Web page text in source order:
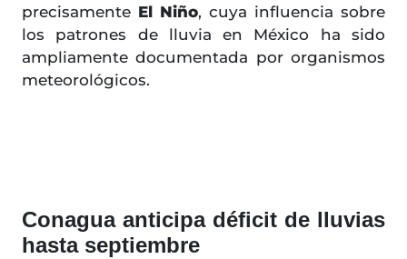
precisamente El Niño, cuya influencia sobre
los patrones de lluvia en México ha sido
ampliamente documentada por organismos
meteorológicos.
Conagua anticipa déficit de lluvias
hasta septiembre